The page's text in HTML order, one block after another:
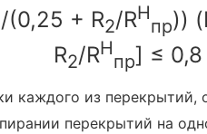
(0,25 + R2/RH
пр))
R2/RH
пр] ≤
каждого из
перекрытий на